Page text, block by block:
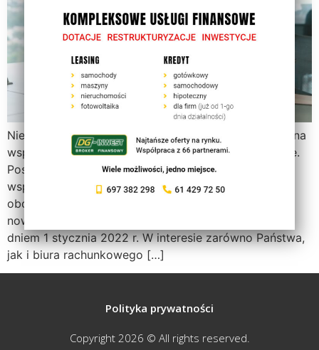
Nie stawiamy pytania, CZY nowy Polski Ład wpłynie na
współpracę z biurem rachunkowym, bo to jest pewne.
Postaramy się wskazać, jak istotna jest pełna
współpraca z biurem rachunkowym, w celu realizacji
obowiązków podatkowych i ubezpieczeniowych w
nowej rzeczywistości podatkowej, która nastąpi z
dniem 1 stycznia 2022 r. W interesie zarówno Państwa,
jak i biura rachunkowego […]
Polityka prywatności
Copyright 2026 © All rights reserved.